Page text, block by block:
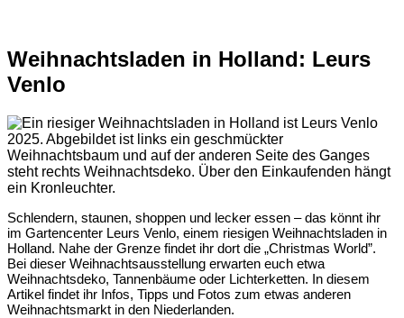
Weihnachtsladen in Holland: Leurs
Venlo
Schlendern, staunen, shoppen und lecker essen – das könnt ihr
im Gartencenter Leurs Venlo, einem riesigen Weihnachtsladen in
Holland. Nahe der Grenze findet ihr dort die „Christmas World”.
Bei dieser Weihnachtsausstellung erwarten euch etwa
Weihnachtsdeko, Tannenbäume oder Lichterketten. In diesem
Artikel findet ihr Infos, Tipps und Fotos zum etwas anderen
Weihnachtsmarkt in den Niederlanden.